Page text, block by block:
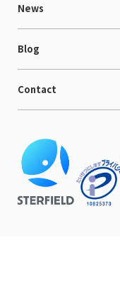
LaunchCart
海外向けホームページ制作
COMPE NAVI
お役立ち資料
セミナー情報
News
プレスリリース
イベント
ニュース
Blog
ECブログ
開発ブログ
イベントレポート
Contact